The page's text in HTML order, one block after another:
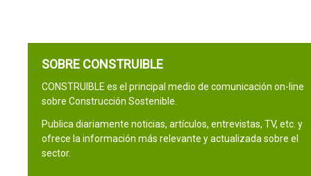
SOBRE CONSTRUIBLE
CONSTRUIBLE es el principal medio de comunicación on-line
sobre Construcción Sostenible.
Publica diariamente noticias, artículos, entrevistas, TV, etc. y
ofrece la información más relevante y actualizada sobre el
sector.